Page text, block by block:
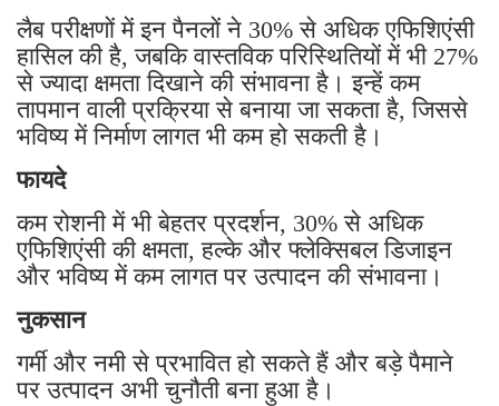
लैब परीक्षणों में इन पैनलों ने 30% से अधिक एफिशिएंसी
हासिल की है, जबकि वास्तविक परिस्थितियों में भी 27%
से ज्यादा क्षमता दिखाने की संभावना है। इन्हें कम
तापमान वाली प्रक्रिया से बनाया जा सकता है, जिससे
भविष्य में निर्माण लागत भी कम हो सकती है।
फायदे
कम रोशनी में भी बेहतर प्रदर्शन, 30% से अधिक
एफिशिएंसी की क्षमता, हल्के और फ्लेक्सिबल डिजाइन
और भविष्य में कम लागत पर उत्पादन की संभावना।
नुकसान
गर्मी और नमी से प्रभावित हो सकते हैं और बड़े पैमाने
पर उत्पादन अभी चुनौती बना हुआ है।